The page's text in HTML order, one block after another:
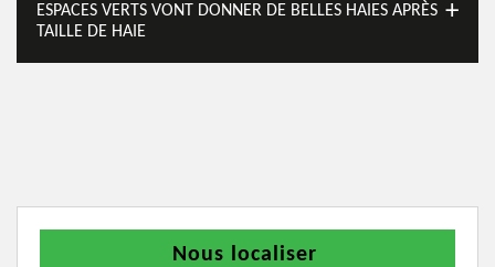
ESPACES VERTS VONT DONNER DE BELLES HAIES APRÈS
TAILLE DE HAIE
Nous localiser